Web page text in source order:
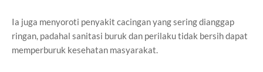
Ia juga menyoroti penyakit cacingan yang sering dianggap
ringan, padahal sanitasi buruk dan perilaku tidak bersih dapat
memperburuk kesehatan masyarakat.